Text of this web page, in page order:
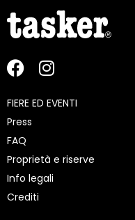
FIERE ED EVENTI
Press
FAQ
Proprietà e riserve
Info legali
Crediti